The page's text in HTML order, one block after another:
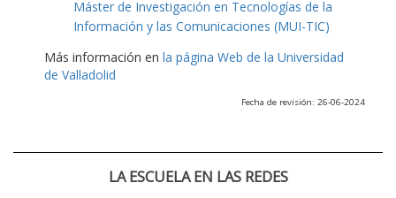
Máster de Investigación en Tecnologías de la
Información y las Comunicaciones (MUI-TIC)
Más información en la página Web de la Universidad
de Valladolid
Fecha de revisión: 26-06-2024
LA ESCUELA EN LAS REDES